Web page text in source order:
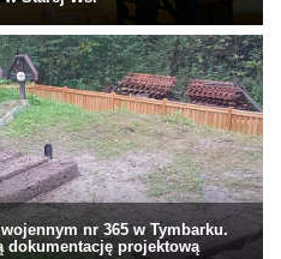
nr 365 w Tymbarku.
dokumentację projektową